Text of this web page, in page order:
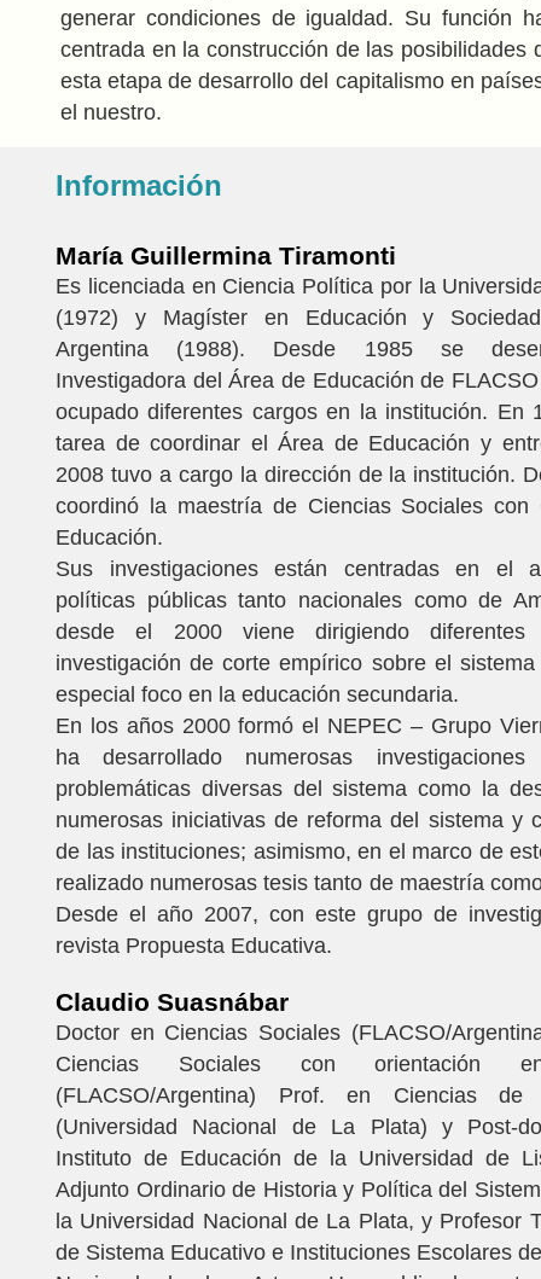
generar condiciones de igualdad. Su función
centrada en la construcción de las posibilidades
esta etapa de desarrollo del capitalismo en
el nuestro.
Información
María Guillermina Tiramonti
Es licenciada en Ciencia Política por la
(1972) y Magíster en Educación y
Argentina (1988). Desde 1985 se
Investigadora del Área de Educación de
ocupado diferentes cargos en la institución. En
tarea de coordinar el Área de Educación y
2008 tuvo a cargo la dirección de la institución.
coordinó la maestría de Ciencias Sociales con
Educación.
Sus investigaciones están centradas en el
políticas públicas tanto nacionales como de
desde el 2000 viene dirigiendo diferentes
investigación de corte empírico sobre el
especial foco en la educación secundaria.
En los años 2000 formó el NEPEC – Grupo
ha desarrollado numerosas
problemáticas diversas del sistema como la
numerosas iniciativas de reforma del sistema y
de las instituciones; asimismo, en el marco de
realizado numerosas tesis tanto de maestría
Desde el año 2007, con este grupo de
revista Propuesta Educativa.
Claudio Suasnábar
Doctor en Ciencias Sociales (FLACSO/
Ciencias Sociales con orientación
(FLACSO/Argentina) Prof. en Ciencias de
(Universidad Nacional de La Plata) y Post-
Instituto de Educación de la Universidad de
Adjunto Ordinario de Historia y Política del
la Universidad Nacional de La Plata, y Profesor
de Sistema Educativo e Instituciones Escolares